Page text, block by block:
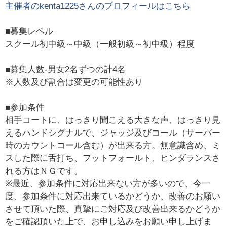
主催者のkenta1225さんのプロフィールはこちら
■募集レベル
スクール初中級～中級（一般初級～初中級）程度
■募集人数-男女2名ずつの計4名
※人数及び割合は変更の可能性あり
■参加条件
相手コートに、はっきり聞こえる大きな声、はっきり見
えるハンドシグナルで、ジャッジ及びコール（サーバー
時のカウントコール含む）が出来る方。無意識含め、ミ
スした際に舌打ち、フットフォールト、ヒンダランスさ
れる方はＮＧです。
※最近、参加条件に対応出来ない方が多いので、今一
度、参加条件に対応出来ているかどうか、改善のお願い
させて頂いた際、真摯にご対応及び改善出来るかどうか
をご確認頂いた上で、お申し込みをお願い申し上げま